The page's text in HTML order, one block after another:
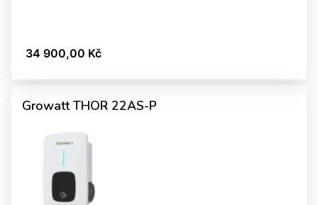
34 900,00 Kč
Growatt THOR 22AS-P